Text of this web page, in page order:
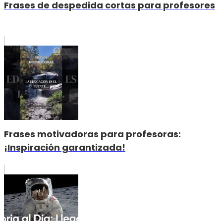
Frases de despedida cortas para profesores
Frases motivadoras para profesoras:
¡Inspiración garantizada!